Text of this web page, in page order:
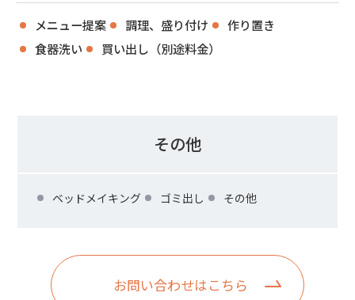
メニュー提案 調理、盛り付け
作り置き
食器洗い
買い出し（別途料金）
その他
ベッドメイキング ゴミ出し その他
お問い合わせはこちら